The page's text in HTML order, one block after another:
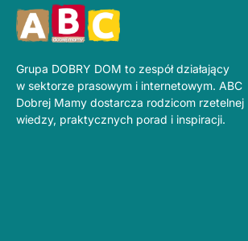
Grupa DOBRY DOM to zespół działający
w sektorze prasowym i internetowym. ABC
Dobrej Mamy dostarcza rodzicom rzetelnej
wiedzy, praktycznych porad i inspiracji.